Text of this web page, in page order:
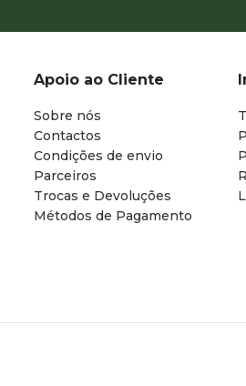
Apoio ao Cliente
Sobre nós
Contactos
Condições de envio
Parceiros
Trocas e Devoluções
Métodos de Pagamento